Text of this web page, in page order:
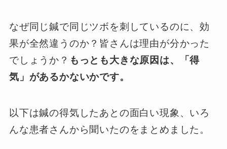
なぜ同じ鍼で同じツボを刺しているのに、効
果が全然違うのか？皆さんは理由が分かった
でしょうか？ もっとも大きな原因は、「得
気」があるかないかです。
以下は鍼の得気したあとの面白い現象、いろ
んな患者さんから聞いたのをまとめました。